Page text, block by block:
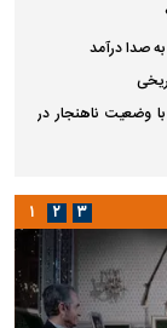
وضعیت ناهنجار در
۱ ۲ ۳